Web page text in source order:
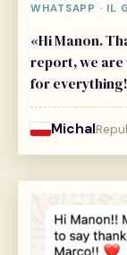
WHATSAPP · IL
«Hi Manon.
report, we are
for
Michal